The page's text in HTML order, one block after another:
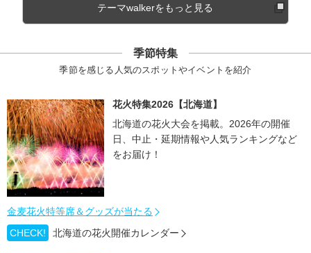
テーマwalkerをもっと見る
季節特集
季節を感じる人気のスポットやイベントを紹介
花火特集2026【北海道】
北海道の花火大会を掲載。2026年の開催
日、中止・延期情報や人気ランキングなど
をお届け！
金麦花火特等席＆グッズが当たる
CHECK!
北海道の花火開催カレンダー